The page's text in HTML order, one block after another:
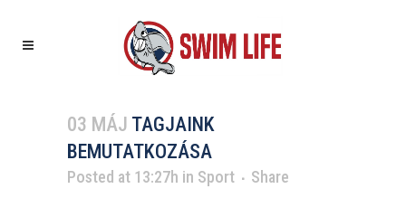
03 MÁJ TAGJAINK
BEMUTATKOZÁSA
Posted at 13:27h in Sport Share